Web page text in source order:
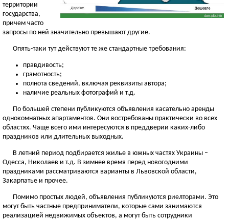
территории
государства,
причем часто
запросы по ней значительно превышают другие.
Опять-таки тут действуют те же стандартные требования:
правдивость;
грамотность;
полнота сведений, включая реквизиты автора;
наличие реальных фотографий и т.д.
По большей степени публикуются объявления касательно аренды
однокомнатных апартаментов. Они востребованы практически во всех
областях. Чаще всего ими интересуются в преддверии каких-либо
праздников или длительных выходных.
В летний период подбирается жилье в южных частях Украины –
Одесса, Николаев и т.д. В зимнее время перед новогодними
праздниками рассматриваются варианты в Львовской области,
Закарпатье и прочее.
Помимо простых людей, объявления публикуются риелторами. Это
могут быть частные предприниматели, которые сами занимаются
реализацией недвижимых объектов, а могут быть сотрудники